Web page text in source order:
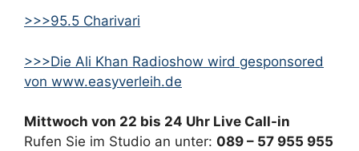
>>>95.5 Charivari
>>>Die Ali Khan Radioshow wird gesponsored
von www.easyverleih.de
Mittwoch von 22 bis 24 Uhr Live Call-in
Rufen Sie im Studio an unter: 089 – 57 955 955